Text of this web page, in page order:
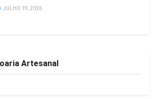
JULHO 19, 2026
Artesanal